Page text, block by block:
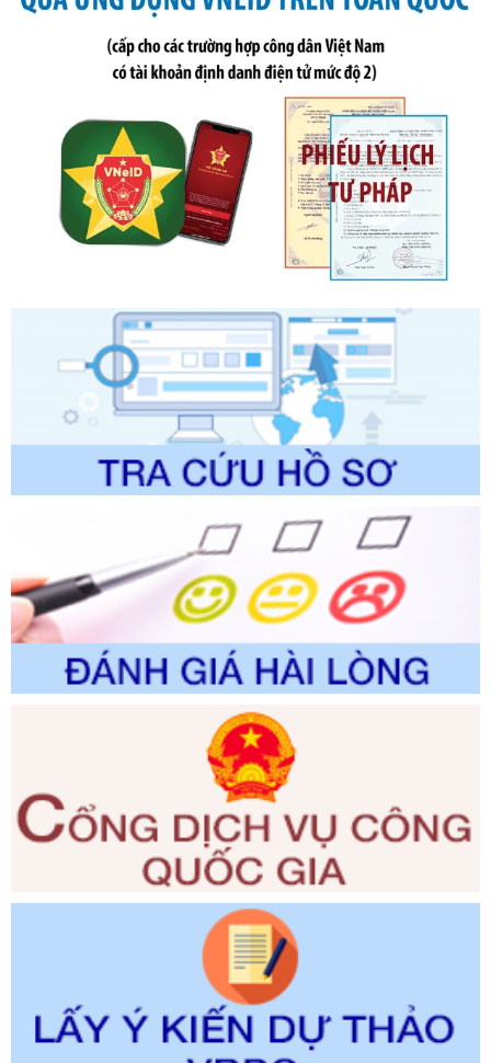
291/2026/NĐ-CP
Tên: Nghị định số 291/2026/NĐ-CP của Chính phủ: Sửa
đổi, bổ sung một số điều của Nghị định số 125/2020/NĐ-СР
ngày 19 tháng 10 năm 2020 của Chính phủ quy định xử
phạt vi phạm hành chính về thuế, hóa đơn được sửa đổi, bổ
sung bởi Nghị định số 102/2021/NĐ-CP
Ngày ban hành: 20/07/2026
Số kí hiệu:2303/QĐ-UBND
Tên: Quyết định công bố Danh mục thủ tục hành chính mới
ban hành, được sửa đổi, bổ sung, bị bãi bỏ và phê duyệt
Quy trình nội bộ, quy trình điện tử giải quyết thủ tục hành
chính trong một số lĩnh vực thuộc phạm vi chức năng quản
lý của Sở Văn hóa, Thể tha
Ngày ban hành: 01/06/2026
Số kí hiệu:2304/QĐ-UBND
Tên: Quyết định công bố Danh mục thủ tục hành chính
được sửa đổi, bổ sung và phê duyệt Quy trình nội bộ, quy
trình điện tử giải quyết thủ tục hành chính trong lĩnh vực Du
lịch thuộc phạm vi chức năng quản lý của Sở Văn hóa, Thể
thao và Du lịch
Ngày ban hành: 01/06/2026
2310/QĐ-UBND
Tên: Về việc công bố Danh mục thủ tục hành chính sửa
đổi, bổ sung và phê duyệt Quy trình nội bộ, quy trình điện tử
trong giải quyết thủtục hành chính lĩnh vực biến đổi khí hậu
thuộc phạm vi giải quyết của Sở Nông nghiệp và Môi
trường
Ngày ban hành: 01/06/2026
Số kí hiệu:2300/QĐ-UBND
Tên: V/v công bố danh mục thủ tục hành chính được sửa
đổi, bổ sung và phê duyệt quy trình nội bộ, quy trình điện tử
giải quyết thủ tục hành chính trong lĩnh vực Luật sư thuộc
phạm vi chức năng quản lý của Sở Tư pháp
Ngày ban hành: 01/06/2026
351/2025/NĐ-CP
Tên: Nghị định số 351/2025/NĐ-CP của Chính phủ: Quy
định chuẩn nghèo đa chiều quốc gia giai đoạn 2026 - 2030
Ngày ban hành: 29/12/2026
3014/QĐ-UBND
Tên: Quyết định về việc công bố danh mục thủ tục hành
chính ban hành mới, sửa đổi bổ sung trong lĩnh vực hỗ trợ
đầu tư, lĩnh vực đấu thầu lựa chọn nhà thầu thuộc thẩm
quyền giải quyết của Sở Tài chính và Ban Quản lý Khu kinh